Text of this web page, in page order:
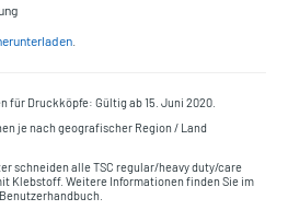
für Druckköpfe: Gültig ab 15. Juni 2020.
je nach geografischer Region / Land
schneiden alle TSC regular/heavy duty/care
Klebstoff. Weitere Informationen finden Sie im